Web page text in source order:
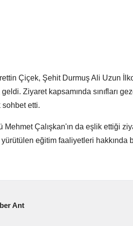
Çiçek, Şehit Durmuş Ali Uzun
Ziyaret kapsamında sınıfları
sohbet etti.
Mehmet Çalışkan'ın da eşlik ettiği
eğitim faaliyetleri hakkında
Ant